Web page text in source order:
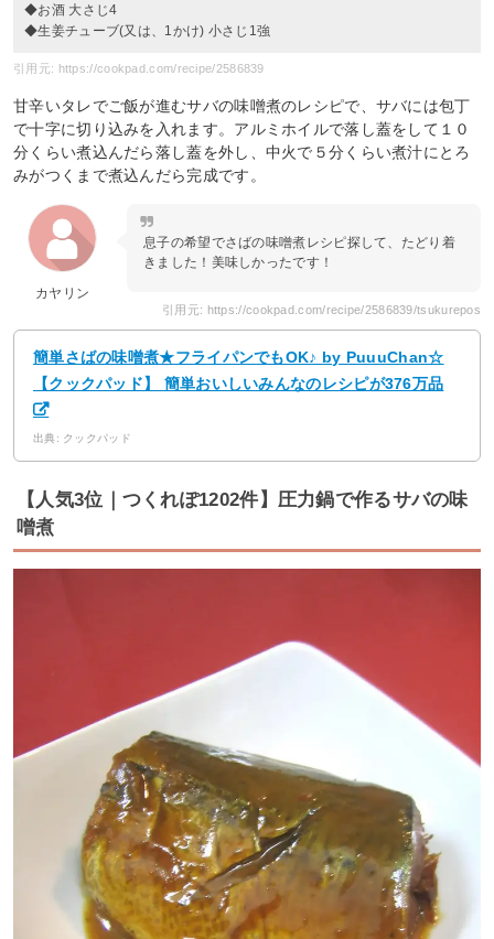
◆お酒 大さじ4
◆生姜チューブ(又は、1かけ) 小さじ1強
引用元: https://cookpad.com/recipe/2586839
甘辛いタレでご飯が進むサバの味噌煮のレシピで、サバには包丁
で十字に切り込みを入れます。アルミホイルで落し蓋をして１０
分くらい煮込んだら落し蓋を外し、中火で５分くらい煮汁にとろ
みがつくまで煮込んだら完成です。
カヤリン
息子の希望でさばの味噌煮レシピ探して、たどり着
きました！美味しかったです！
引用元: https://cookpad.com/recipe/2586839/tsukurepos
簡単さばの味噌煮★フライパンでもOK♪ by PuuuChan☆
【クックパッド】 簡単おいしいみんなのレシピが376万品
出典: クックパッド
【人気3位｜つくれぽ1202件】圧力鍋で作るサバの味
噌煮